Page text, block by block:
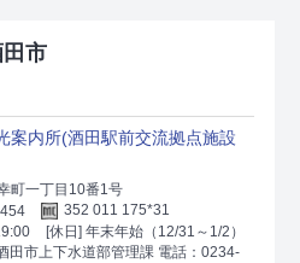
市
案内所(酒田駅前交流拠点施設
町一丁目10番1号
352 011 175*31
[休日] 年末年始（12/31～1/2）
田市上下水道部管理課 電話：0234-